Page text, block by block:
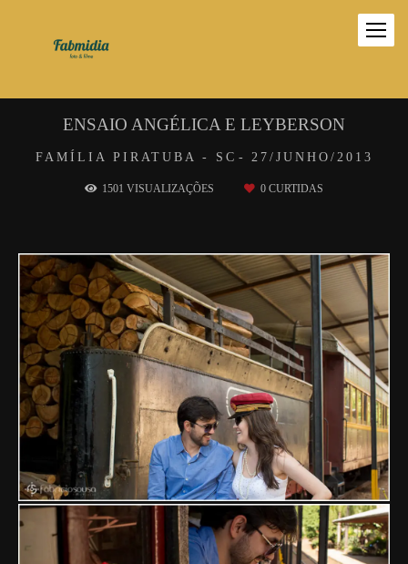
FAMÍLIA PIRATUBA - SC 27/JUNHO/2013
ENSAIO ANGÉLICA E LEYBERSON
1501 VISUALIZAÇÕES 0 CURTIDAS